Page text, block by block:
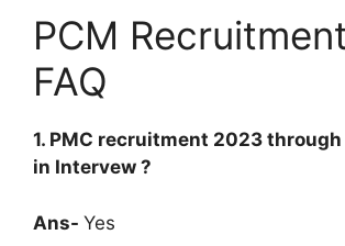
PCM
FAQ
1. PMC recruitment 2023
in Intervew ?
Ans- Yes